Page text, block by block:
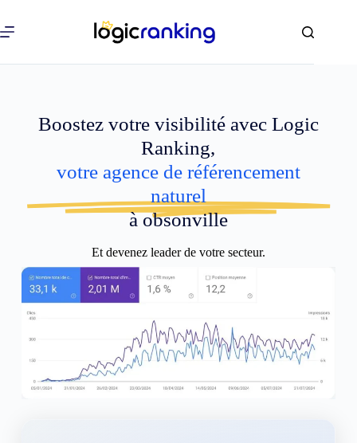
Boostez votre visibilité avec Logic
Ranking,
votre agence de référencement
naturel
à obsonville
Et devenez leader de votre secteur.